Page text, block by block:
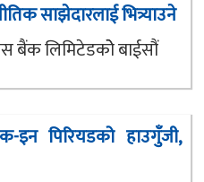
साझेदारलाई भित्र्याउने
बैंक लिमिटेडकोे बाईसौं
इन पिरियडको हाउगुँजी,